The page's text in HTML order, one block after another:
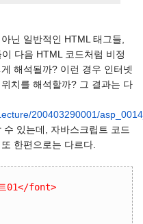
닌 일반적인 HTML 태그들,
다음 HTML 코드처럼 비정
해석될까? 이런 경우 인터넷
치를 해석할까? 그 결과는 다
200403290001/
있는데, 자바스크립트 코드
한편으로는 다르다.
01</font>